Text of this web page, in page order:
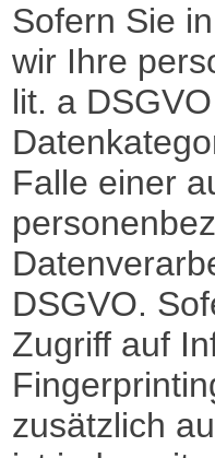
Sofern Sie
wir Ihre
lit. a
Falle einer
DSGVO.
Zugriff auf
zusätzlich